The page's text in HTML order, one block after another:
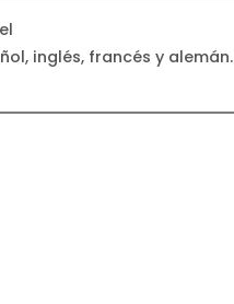
inglés, francés y alemán.